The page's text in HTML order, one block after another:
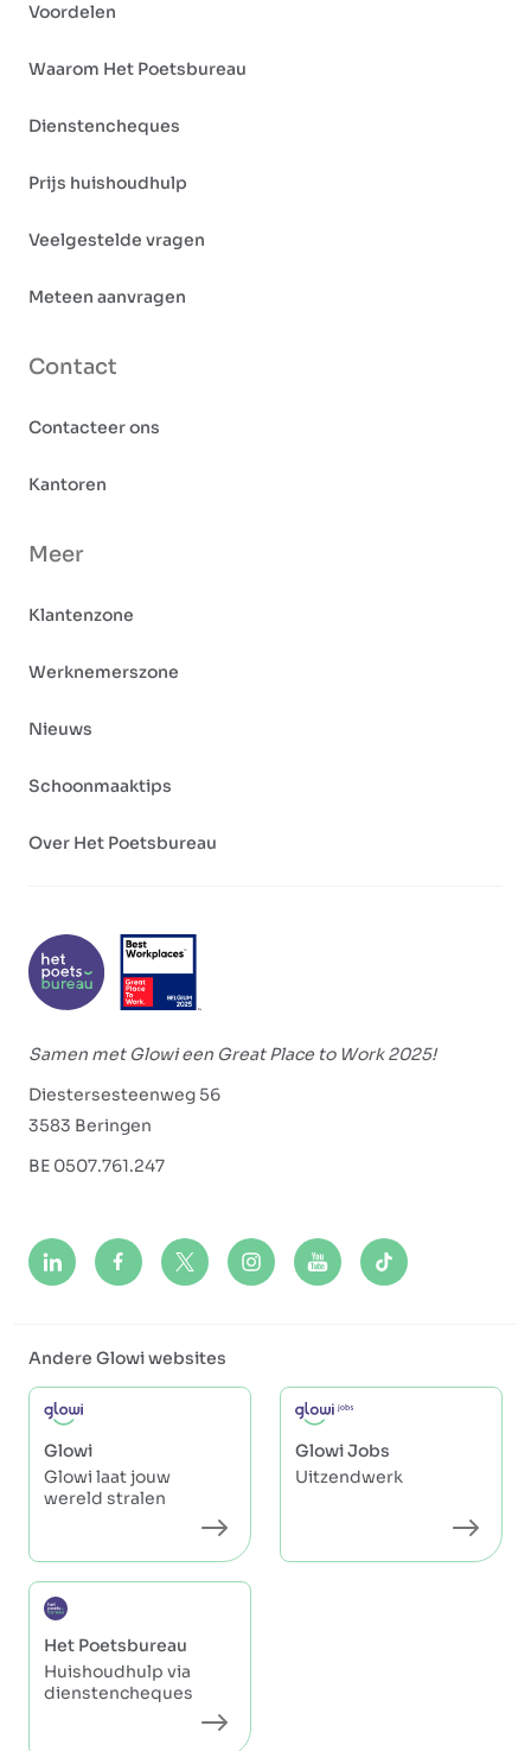
Samen met Glowi een Great Place to Work 2025!
Diestersesteenweg 56
3583 Beringen
BE 0507.761.247
Voordelen
Waarom Het Poetsbureau
Dienstencheques
Prijs huishoudhulp
Veelgestelde vragen
Meteen aanvragen
Contact
Contacteer ons
Kantoren
Meer
Klantenzone
Werknemerszone
Nieuws
Schoonmaaktips
Over Het Poetsbureau
Andere Glowi websites
Glowi
Glowi laat jouw
wereld stralen
Glowi Jobs
Uitzendwerk
Het Poetsbureau
Huishoudhulp via
dienstencheques